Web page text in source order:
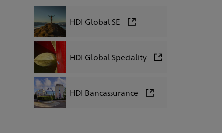
HDI Global SE
HDI Global Speciality
HDI Bancassurance